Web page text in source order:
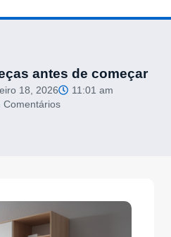
antes de começar
18, 2026
11:01 am
Comentários